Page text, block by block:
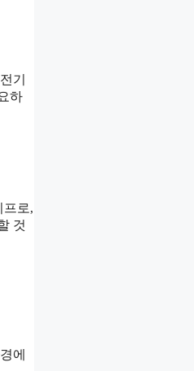
기
하
프로,
것
에